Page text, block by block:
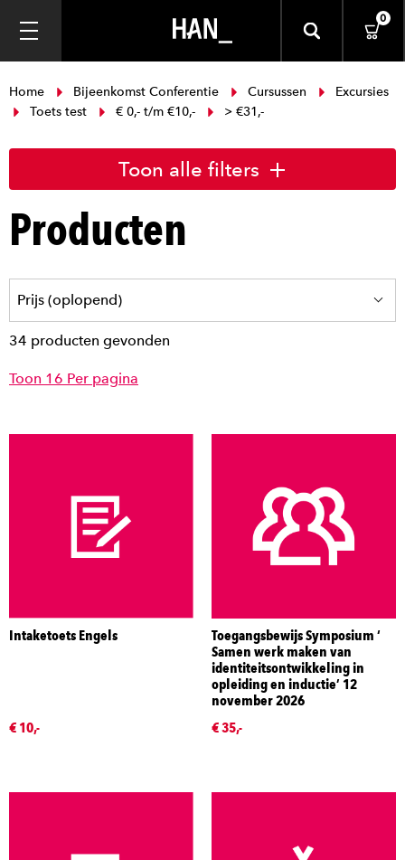
0
Home Bijeenkomst Conferentie Cursussen
Excursies
Toets test
€ 0,- t/m €10,- > €31,-
Toon alle filters
Producten
34 producten gevonden
Toon 16 Per pagina
Intaketoets Engels
€ 10,-
Toegangsbewijs Symposium ‘
Samen werk maken van
identiteitsontwikkeling in
opleiding en inductie’ 12
november 2026
€ 35,-